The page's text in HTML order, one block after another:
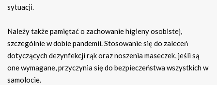
sytuacji.
Należy także pamiętać o zachowanie higieny osobistej,
szczególnie w dobie pandemii. Stosowanie się do zaleceń
dotyczących dezynfekcji rąk oraz noszenia maseczek, jeśli są
one wymagane, przyczynia się do bezpieczeństwa wszystkich w
samolocie.